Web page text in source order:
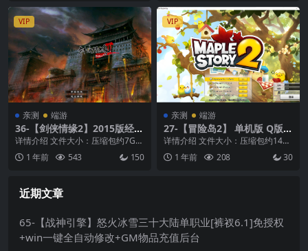
VIP
亲测 端游
36-【剑侠情缘2】2015版经典
怀旧+多副本+脚本修复+GM工
具+视频安装教程+虚拟机一键
端
详情介绍 文件大小：压缩包约7G
支持系统：win7、win10、win11
硬...1 年前 543 150
VIP
亲测 端游
27-【冒险岛2】 单机版 Q版俯
视角3D网单+ 带GM命令物品I
D可发物品道具免虚拟机一键
端
详情介绍 文件大小：压缩包约14G
支持系统：win7、win10、win11 ...
1 年前 208 30
近期文章
65-【战神引擎】怒火冰雪三十大陆单职业[裤衩6.1]免授权
+win一键全自动修改+GM物品充值后台